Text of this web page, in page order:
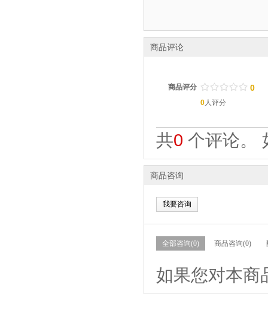
商品评论
商品评分 / / / / /
. . . . . 0
0人评分
共0 个评论。
商品咨询
我要咨询
全部咨询(0) 商品咨询(0)
如果您对本商